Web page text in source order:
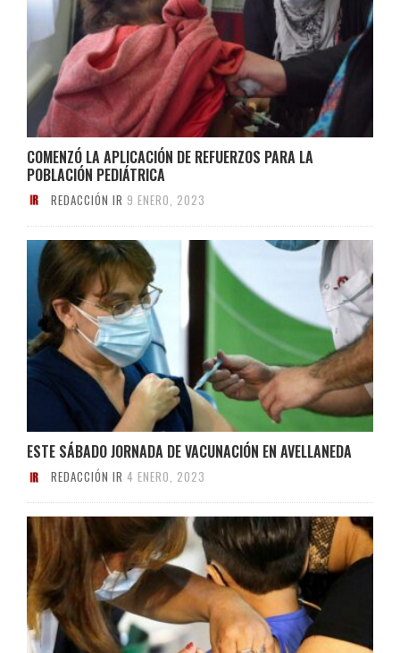
COMENZÓ LA APLICACIÓN DE REFUERZOS PARA LA
POBLACIÓN PEDIÁTRICA
REDACCIÓN IR 9 ENERO, 2023
ESTE SÁBADO JORNADA DE VACUNACIÓN EN AVELLANEDA
REDACCIÓN IR 4 ENERO, 2023